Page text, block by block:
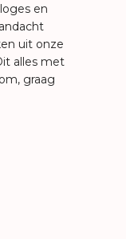
en
uit onze
alles met
graag